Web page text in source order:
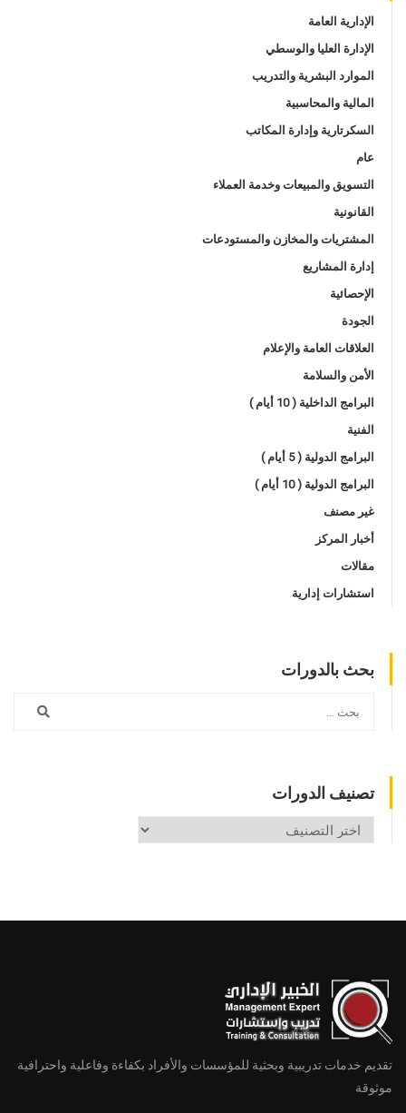
الإدارية العامة
الإدارة العليا والوسطي
الموارد البشرية والتدريب
المالية والمحاسبية
السكرتارية وإدارة المكاتب
عام
التسويق والمبيعات وخدمة العملاء
القانونية
المشتريات والمخازن والمستودعات
إدارة المشاريع
الإحصائية
الجودة
العلاقات العامة والإعلام
الأمن والسلامة
البرامج الداخلية ( 10 أيام )
الفنية
البرامج الدولية ( 5 أيام )
البرامج الدولية ( 10 أيام )
غير مصنف
أخبار المركز
مقالات
استشارات إدارية
بحث بالدورات
تصنيف الدورات
تصنيف
تقديم خدمات تدريبية وبحثية للمؤسسات والأفراد بكفاءة وفاعلية واحترافية
موثوقة